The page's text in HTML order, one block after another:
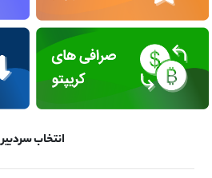
انتخاب سردبیر